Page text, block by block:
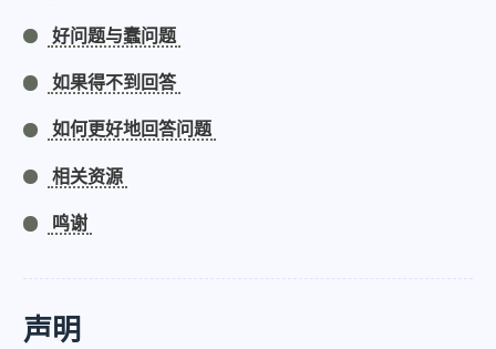
好问题与蠢问题
如果得不到回答
如何更好地回答问题
相关资源
鸣谢
声明